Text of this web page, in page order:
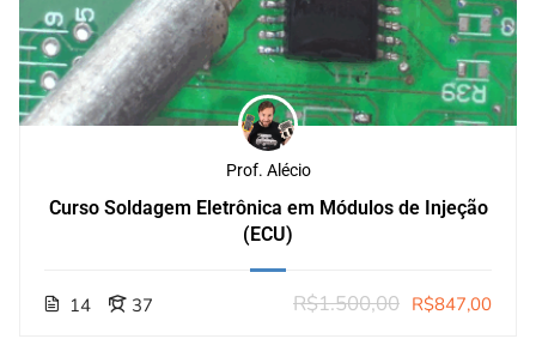
Prof. Alécio
Curso Soldagem Eletrônica em Módulos de Injeção
(ECU)
14 37 R$1.500,00 R$847,00